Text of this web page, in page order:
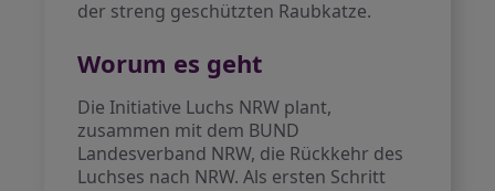
der streng geschützten Raubkatze.
Worum es geht
Die Initiative Luchs NRW plant,
zusammen mit dem BUND
Landesverband NRW, die Rückkehr des
Luchses nach NRW. Als ersten Schritt